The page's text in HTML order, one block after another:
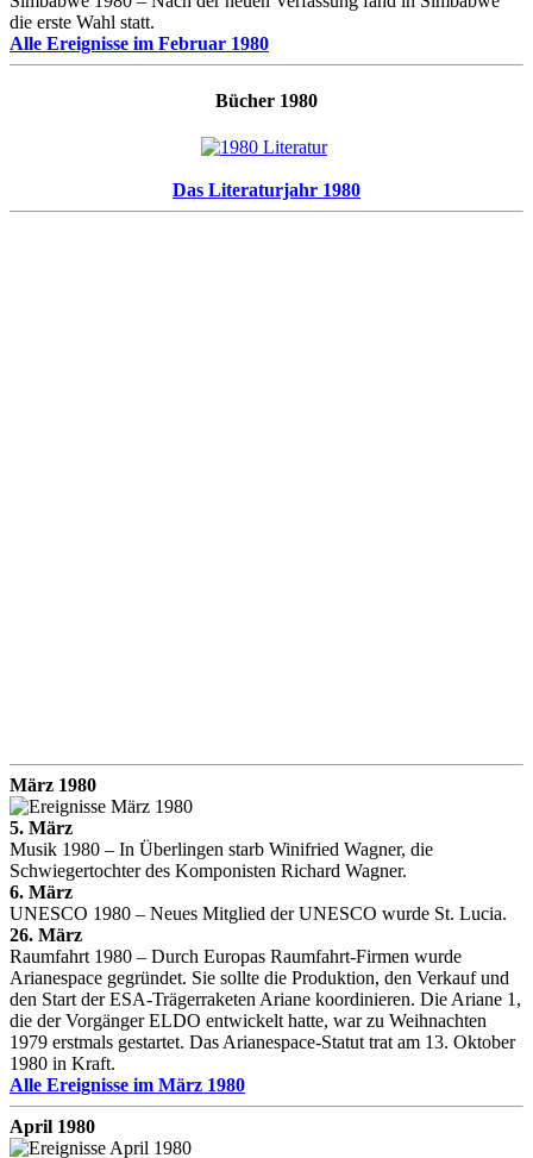
die erste Wahl statt.
Alle Ereignisse im Februar 1980
Bücher 1980
Das Literaturjahr 1980
März 1980
5. März
Musik 1980 – In Überlingen starb Winifried Wagner, die
Schwiegertochter des Komponisten Richard Wagner.
6. März
UNESCO 1980 – Neues Mitglied der UNESCO wurde St. Lucia.
26. März
Raumfahrt 1980 – Durch Europas Raumfahrt-Firmen wurde
Arianespace gegründet. Sie sollte die Produktion, den Verkauf und
den Start der ESA-Trägerraketen Ariane koordinieren. Die Ariane 1,
die der Vorgänger ELDO entwickelt hatte, war zu Weihnachten
1979 erstmals gestartet. Das Arianespace-Statut trat am 13. Oktober
1980 in Kraft.
Alle Ereignisse im März 1980
April 1980